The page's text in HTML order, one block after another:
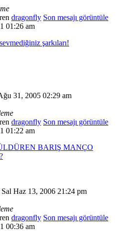
dragonfly Son mesajı görüntüle
01:26 am
şarkıları!
31, 2005 02:29 am
dragonfly Son mesajı görüntüle
01:22 am
BARIŞ MANÇO
Sal Haz 13, 2006 21:24 pm
dragonfly Son mesajı görüntüle
00:36 am